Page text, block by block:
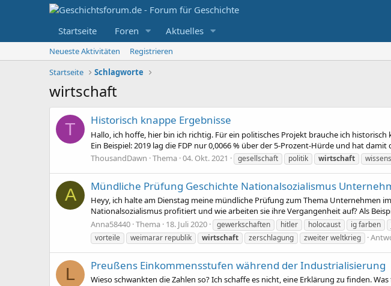
Startseite Foren Aktuelles
Neueste Aktivitäten
Registrieren
Startseite
Schlagworte
wirtschaft
T Historisch knappe Ergebnisse
Hallo, ich hoffe, hier bin ich richtig. Für ein politisches Projekt brauche ich
Ein Beispiel: 2019 lag die FDP nur 0,0066 % über der 5-Prozent-Hürde und hat damit
ThousandDawn Thema 04. Okt. 2021 gesellschaft politik wirtschaft
A Mündliche Prüfung Geschichte Nationalsozialismus
Heyy, ich halte am Dienstag meine mündliche Prüfung zum Thema Unternehmen
Nationalsozialismus profitiert und wie arbeiten sie ihre Vergangenheit auf? Als
Anna58440 Thema 18. Juli 2020 gewerkschaften hitler holocaust ig farben
vorteile
weimarar republik wirtschaft zerschlagung zweiter weltkrieg
L Preußens Einkommensstufen während der Industrialisierung
Wieso schwankten die Zahlen so? Ich schaffe es nicht, eine Erklärung zu finden.